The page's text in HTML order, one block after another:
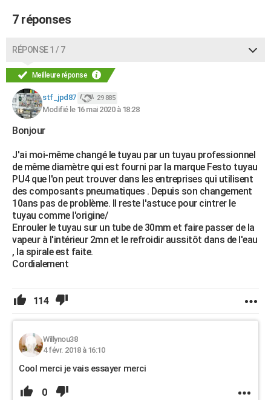
7 réponses
RÉPONSE 1 / 7
Meilleure réponse
stf_jpd87 29 885
Modifié le 16 mai 2020 à 18:28
Bonjour
J'ai moi-même changé le tuyau par un tuyau professionnel
de même diamètre qui est fourni par la marque Festo tuyau
PU4 que l'on peut trouver dans les entreprises qui utilisent
des composants pneumatiques . Depuis son changement
10ans pas de problème. Il reste l'astuce pour cintrer le
tuyau comme l'origine/
Enrouler le tuyau sur un tube de 30mm et faire passer de la
vapeur à l'intérieur 2mn et le refroidir aussitôt dans de l'eau
, la spirale est faite.
Cordialement
114
Willynou38
4 févr. 2018 à 16:10
Cool merci je vais essayer merci
0